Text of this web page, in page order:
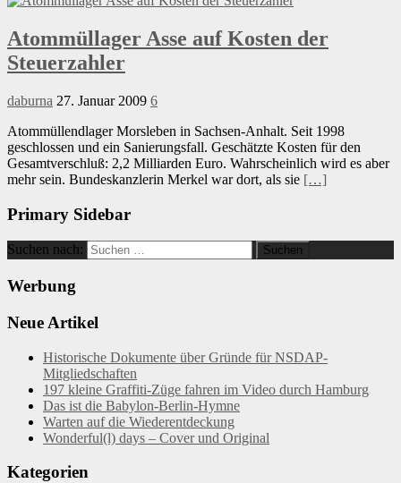
Atommüllager Asse auf Kosten der
Steuerzahler
daburna 27. Januar 2009 6
Atommüllendlager Morsleben in Sachsen-Anhalt. Seit 1998
geschlossen und ein Sanierungsfall. Geschätzte Kosten für den
Gesamtverschluß: 2,2 Milliarden Euro. Wahrscheinlich wird es aber
mehr sein. Bundeskanzlerin Merkel war dort, als sie […]
Primary Sidebar
Suchen nach:
Werbung
Neue Artikel
Historische Dokumente über Gründe für NSDAP-
Mitgliedschaften
197 kleine Graffiti-Züge fahren im Video durch Hamburg
Das ist die Babylon-Berlin-Hymne
Warten auf die Wiederentdeckung
Wonderful(l) days – Cover und Original
Kategorien